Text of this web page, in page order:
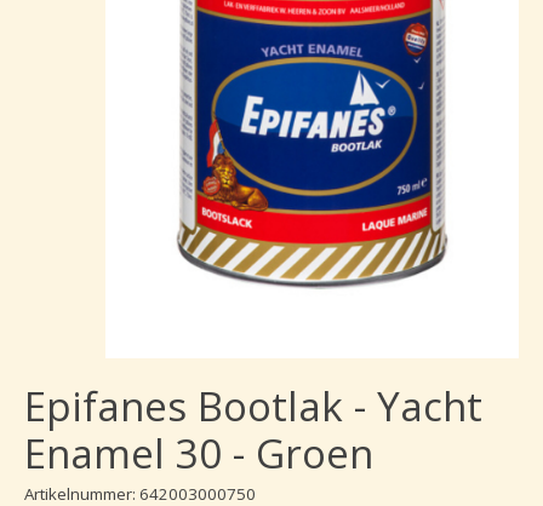
Epifanes Bootlak - Yacht
Enamel 30 - Groen
Artikelnummer: 642003000750